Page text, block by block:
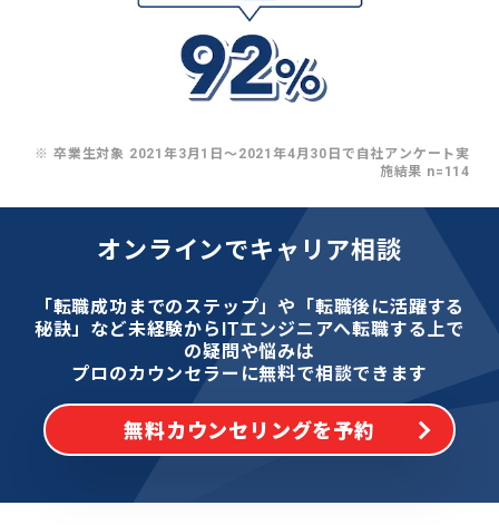
※ 卒業生対象 2021年3月1日〜2021年4月30日で自社アンケート実
施結果 n=114
オンラインでキャリア相談
「転職成功までのステップ」や「転職後に活躍する
秘訣」など未経験からITエンジニアへ転職する上で
の疑問や悩みは
プロのカウンセラーに無料で相談できます
無料カウンセリングを予約